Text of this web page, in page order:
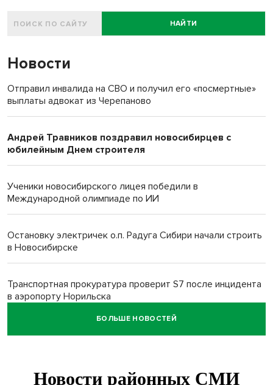
НАЙТИ
Новости
Отправил инвалида на СВО и получил его «посмертные»
выплаты адвокат из Черепаново
Андрей Травников поздравил новосибирцев с
юбилейным Днем строителя
Ученики новосибирского лицея победили в
Международной олимпиаде по ИИ
Остановку электричек о.п. Радуга Сибири начали строить
в Новосибирске
Транспортная прокуратура проверит S7 после инцидента
в аэропорту Норильска
500 литров ухи сварили новосибирцам на
Под Новосибирском двое пострадали в ДТП с
БОЛЬШЕ НОВОСТЕЙ